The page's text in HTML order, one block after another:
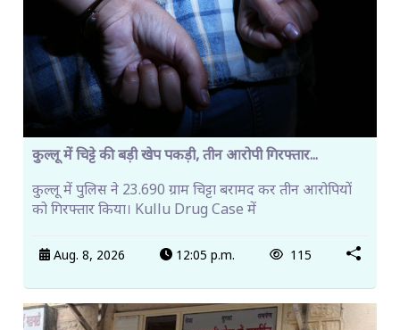
कुल्लू में चिट्टे की बड़ी खेप पकड़ी, तीन आरोपी गिरफ्तार...
कुल्लू में पुलिस ने 23.690 ग्राम चिट्टा बरामद कर तीन आरोपियों
को गिरफ्तार किया। Kullu Drug Case में
Aug. 8, 2026 12:05 p.m. 115